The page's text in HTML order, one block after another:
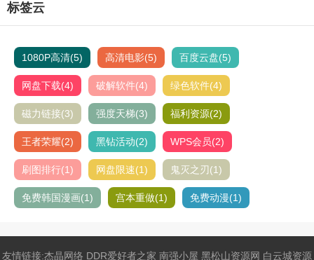
标签云
1080P高清(5) 高清电影(5) 百度云盘(5)
网盘下载(4) 破解软件(4) 绿色软件(4)
磁力链接(3) 强度天梯(3) 福利资源(2)
王者荣耀(2) 黑钻活动(2) WPS会员(2)
刷图排行(1) 网盘限速(1) 鬼灭之刃 (1)
免费韩国漫画(1) 宫本重做(1) 免费动漫(1)
友情链接:杰晶网络 DDR爱好者之家 南强小屋 黑松山资源网 白云城资源